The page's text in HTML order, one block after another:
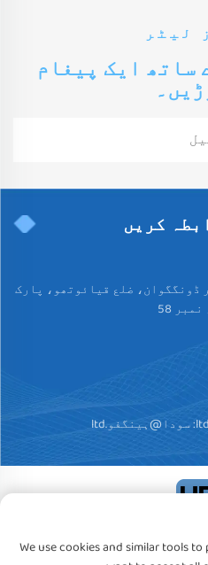
لیٹر
ساتھ ایک پیغام
کریں
ڈونگگوان، ضلع قیائوتھو، پارک
سودا@ہینگفو.ltd
ڈونگگوان ہینگفو پلسٹک پروڈکٹس کو.,
We use cookies and similar tools